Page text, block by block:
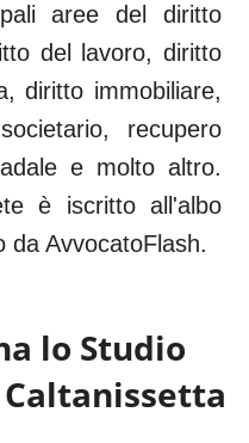
aree del diritto
del lavoro, diritto
diritto immobiliare,
recupero
e molto altro.
è iscritto all'albo
da AvvocatoFlash.
lo Studio
Caltanissetta